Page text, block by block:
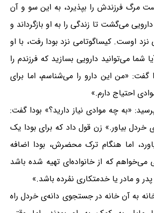
مرگ فرزندش را بپذیرد، به این سو و آن
می‌گشت تا زندگی را به او بازگرداند و
اوست. کیساگوتامی نزد بودا رفت، با او
شما می‌توانید دارویی بسازید که فرزندم را
گفت: «من این دارو را می‌شناسم، اما برای
احتیاج دارم.»
«به چه موادی نیاز دارید؟» بودا گفت:
بیاور.» زن قول داد که برای بودا یک
اما هنگام ترک محضرش، بودا اضافه
می‌خواهم که از خانواده‌ای تهیه شده باشد
و مادر یا خدمتکاری نمُرده باشد.»
به آن خانه در جستجوی دانه‌ی خردل راه